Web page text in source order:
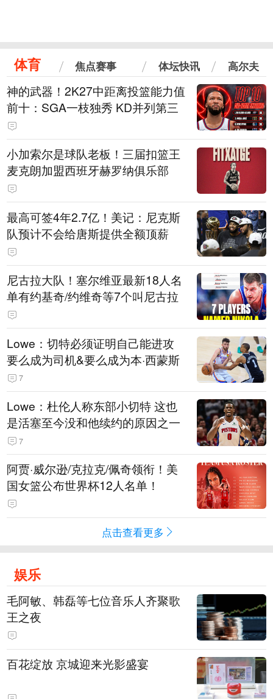
体育 焦点赛事 体坛快讯 高尔夫
神的武器！2K27中距离投篮能力值
前十：SGA一枝独秀 KD并列第三
小加索尔是球队老板！三届扣篮王
麦克朗加盟西班牙赫罗纳俱乐部
最高可签4年2.7亿！美记：尼克斯
队预计不会给唐斯提供全额顶薪
尼古拉大队！塞尔维亚最新18人名
单有约基奇/约维奇等7个叫尼古拉
Lowe：切特必须证明自己能进攻
要么成为司机&要么成为本·西蒙斯
7
Lowe：杜伦人称东部小切特 这也
是活塞至今没和他续约的原因之一
7
阿贾·威尔逊/克拉克/佩奇领衔！美
国女篮公布世界杯12人名单！
点击查看更多
娱乐
毛阿敏、韩磊等七位音乐人齐聚歌
王之夜
百花绽放 京城迎来光影盛宴